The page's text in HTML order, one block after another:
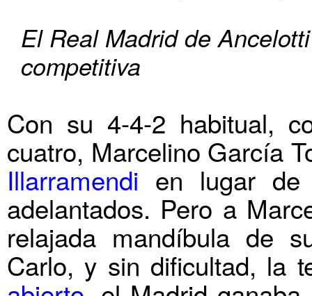
El Real Madrid de
competitiva
Con su 4-4-2 habitual,
cuatro, Marcelino García
Illarramendi en lugar de
adelantados. Pero a
relajada mandíbula de
Carlo, y sin dificultad, la